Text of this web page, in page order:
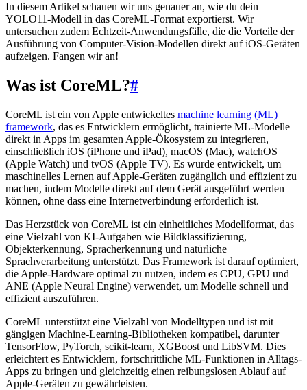
In diesem Artikel schauen wir uns genauer an, wie du dein
YOLO11-Modell in das CoreML-Format exportierst. Wir
untersuchen zudem Echtzeit-Anwendungsfälle, die die Vorteile der
Ausführung von Computer-Vision-Modellen direkt auf iOS-Geräten
aufzeigen. Fangen wir an!
Was ist CoreML?#
CoreML ist ein von Apple entwickeltes machine learning (ML)
framework, das es Entwicklern ermöglicht, trainierte ML-Modelle
direkt in Apps im gesamten Apple-Ökosystem zu integrieren,
einschließlich iOS (iPhone und iPad), macOS (Mac), watchOS
(Apple Watch) und tvOS (Apple TV). Es wurde entwickelt, um
maschinelles Lernen auf Apple-Geräten zugänglich und effizient zu
machen, indem Modelle direkt auf dem Gerät ausgeführt werden
können, ohne dass eine Internetverbindung erforderlich ist.
Das Herzstück von CoreML ist ein einheitliches Modellformat, das
eine Vielzahl von KI-Aufgaben wie Bildklassifizierung,
Objekterkennung, Spracherkennung und natürliche
Sprachverarbeitung unterstützt. Das Framework ist darauf optimiert,
die Apple-Hardware optimal zu nutzen, indem es CPU, GPU und
ANE (Apple Neural Engine) verwendet, um Modelle schnell und
effizient auszuführen.
CoreML unterstützt eine Vielzahl von Modelltypen und ist mit
gängigen Machine-Learning-Bibliotheken kompatibel, darunter
TensorFlow, PyTorch, scikit-learn, XGBoost und LibSVM. Dies
erleichtert es Entwicklern, fortschrittliche ML-Funktionen in Alltags-
Apps zu bringen und gleichzeitig einen reibungslosen Ablauf auf
Apple-Geräten zu gewährleisten.